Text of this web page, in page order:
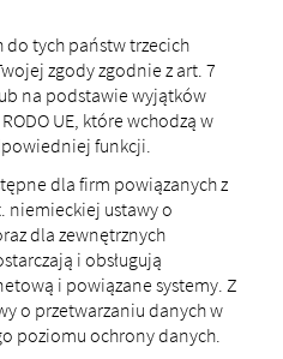
do tych państw trzecich
zgody zgodnie z art. 7
na podstawie wyjątków
UE, które wchodzą w
funkcji.
dla firm powiązanych z
niemieckiej ustawy o
dla zewnętrznych
i obsługują
i powiązane systemy. Z
o przetwarzaniu danych w
poziomu ochrony danych.